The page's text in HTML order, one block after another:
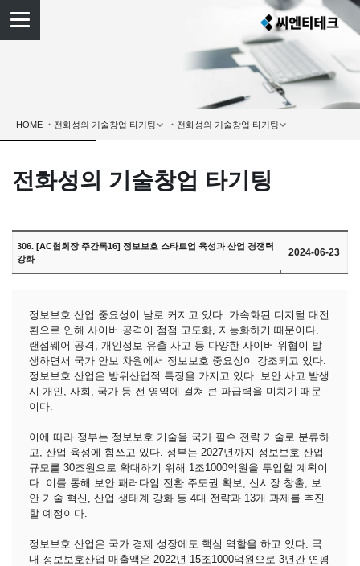
HOME
전화성의 기술창업 타기팅
306. [AC협회장 주간록16] 정보보호 스타트업 육성과 산업 경쟁력
강화
2024-06-23
정보보호 산업 중요성이 날로 커지고 있다. 가속화된 디지털 대전
환으로 인해 사이버 공격이 점점 고도화, 지능화하기 때문이다.
랜섬웨어 공격, 개인정보 유출 사고 등 다양한 사이버 위협이 발
생하면서 국가 안보 차원에서 정보보호 중요성이 강조되고 있다.
정보보호 산업은 방위산업적 특징을 가지고 있다. 보안 사고 발생
시 개인, 사회, 국가 등 전 영역에 걸쳐 큰 파급력을 미치기 때문
이다.
이에 따라 정부는 정보보호 기술을 국가 필수 전략 기술로 분류하
고, 산업 육성에 힘쓰고 있다. 정부는 2027년까지 정보보호 산업
규모를 30조원으로 확대하기 위해 1조1000억원을 투입할 계획이
다. 이를 통해 보안 패러다임 전환 주도권 확보, 신시장 창출, 보
안 기술 혁신, 산업 생태계 강화 등 4대 전략과 13개 과제를 추진
할 예정이다.
정보보호 산업은 국가 경제 성장에도 핵심 역할을 하고 있다. 국
내 정보보호산업 매출액은 2022년 15조1000억원으로 3년간 연평